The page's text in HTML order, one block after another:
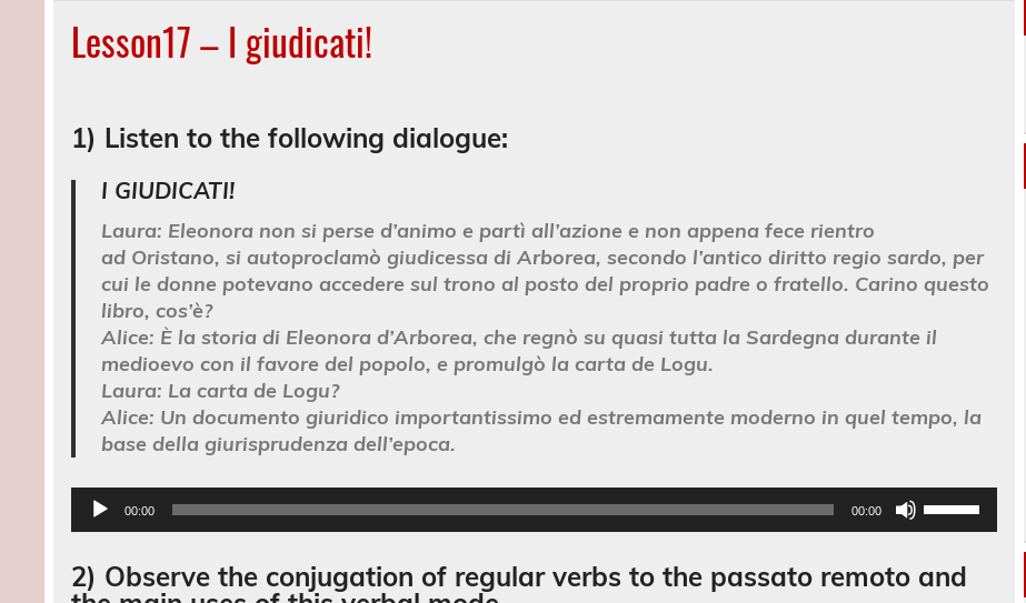
Lesson17 – I giudicati!
1) Listen to the following dialogue:
I GIUDICATI!
Laura: Eleonora non si perse d’animo e partì all’azione e non appena fece rientro
ad Oristano, si autoproclamò giudicessa di Arborea, secondo l’antico diritto regio sardo, per
cui le donne potevano accedere sul trono al posto del proprio padre o fratello. Carino questo
libro, cos’è?
Alice: È la storia di Eleonora d’Arborea, che regnò su quasi tutta la Sardegna durante il
medioevo con il favore del popolo, e promulgò la carta de Logu.
Laura: La carta de Logu?
Alice: Un documento giuridico importantissimo ed estremamente moderno in quel tempo, la
base della giurisprudenza dell’epoca.
Audio
Player
00:00 00:00
Use
Up/Down
keys
2) Observe the conjugation of regular verbs to the passato remoto and